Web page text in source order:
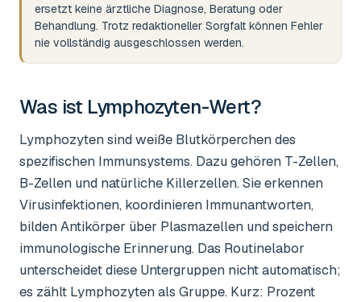
ersetzt keine ärztliche Diagnose, Beratung oder
Behandlung. Trotz redaktioneller Sorgfalt können Fehler
nie vollständig ausgeschlossen werden.
Was ist Lymphozyten-Wert?
Lymphozyten sind weiße Blutkörperchen des
spezifischen Immunsystems. Dazu gehören T-Zellen,
B-Zellen und natürliche Killerzellen. Sie erkennen
Virusinfektionen, koordinieren Immunantworten,
bilden Antikörper über Plasmazellen und speichern
immunologische Erinnerung. Das Routinelabor
unterscheidet diese Untergruppen nicht automatisch;
es zählt Lymphozyten als Gruppe. Kurz: Prozent